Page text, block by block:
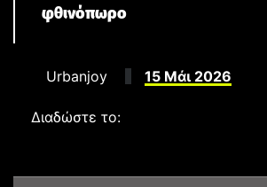
άξιζε η αναμονή
φθινόπωρο
Urbanjoy 15 Μάι 2026
Διαδώστε το: